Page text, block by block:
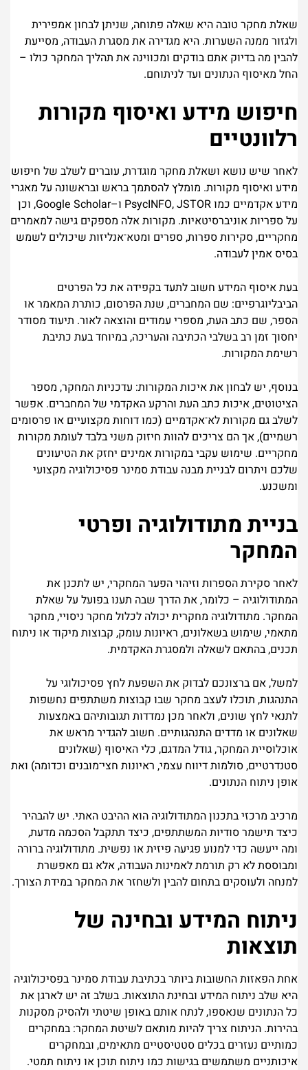
שאלת מחקר טובה היא שאלה פתוחה, שניתן לבחון אמפירית
ולגזור ממנה השערות. היא מגדירה את מסגרת העבודה, מסייעת
להבין מה בדיוק אתם בודקים ומכווינה את תהליך המחקר כולו –
החל מאיסוף הנתונים ועד לניתוחם.
חיפוש מידע ואיסוף מקורות
רלוונטיים
לאחר שיש נושא ושאלת מחקר מוגדרת, עוברים לשלב של חיפוש
מידע ואיסוף מקורות. מומלץ להסתמך בראש ובראשונה על מאגרי
מידע אקדמיים כמו PsycINFO, JSTOR ו–Google Scholar, וכן
על ספריות אוניברסיטאיות. מקורות אלה מספקים גישה למאמרים
מחקריים, סקירות ספרות, ספרים ומטא־אנליזות שיכולים לשמש
בסיס אמין לעבודה.
בעת איסוף המידע חשוב לתעד בקפידה את כל הפרטים
הביבליוגרפיים: שם המחברים, שנת הפרסום, כותרת המאמר או
הספר, שם כתב העת, מספרי עמודים והוצאה לאור. תיעוד מסודר
יחסוך זמן רב בשלבי הכתיבה והעריכה, במיוחד בעת כתיבת
רשימת המקורות.
בנוסף, יש לבחון את איכות המקורות: עדכניות המחקר, מספר
הציטוטים, איכות כתב העת והרקע האקדמי של המחברים. אפשר
לשלב גם מקורות לא־אקדמיים (כמו דוחות מקצועיים או פרסומים
רשמיים), אך הם צריכים להוות חיזוק משני בלבד לעומת מקורות
מחקריים. שימוש עקבי במקורות אמינים יחזק את הטיעונים
שלכם ויתרום לבניית מבנה עבודת סמינר פסיכולוגיה מקצועי
ומשכנע.
בניית מתודולוגיה ופרטי
המחקר
לאחר סקירת הספרות וזיהוי הפער המחקרי, יש לתכנן את
המתודולוגיה – כלומר, את הדרך שבה תענו בפועל על שאלת
המחקר. מתודולוגיה מחקרית יכולה לכלול מחקר ניסויי, מחקר
מתאמי, שימוש בשאלונים, ראיונות עומק, קבוצות מיקוד או ניתוח
תכנים, בהתאם לשאלה ולמסגרת האקדמית.
למשל, אם ברצונכם לבדוק את השפעת לחץ פסיכולוגי על
התנהגות, תוכלו לעצב מחקר שבו קבוצות משתתפים נחשפות
לתנאי לחץ שונים, ולאחר מכן נמדדות תגובותיהם באמצעות
שאלונים או מדדים התנהגותיים. חשוב להגדיר מראש את
אוכלוסיית המחקר, גודל המדגם, כלי האיסוף (שאלונים
סטנדרטיים, סולמות דיווח עצמי, ראיונות חצי־מובנים וכדומה) ואת
אופן ניתוח הנתונים.
מרכיב מרכזי בתכנון המתודולוגיה הוא ההיבט האתי. יש להבהיר
כיצד תישמר סודיות המשתתפים, כיצד תתקבל הסכמה מדעת,
ומה ייעשה כדי למנוע פגיעה פיזית או נפשית. מתודולוגיה ברורה
ומבוססת לא רק תורמת לאמינות העבודה, אלא גם מאפשרת
למנחה ולעוסקים בתחום להבין ולשחזר את המחקר במידת הצורך.
ניתוח המידע ובחינה של
תוצאות
אחת הפאזות החשובות ביותר בכתיבת עבודת סמינר בפסיכולוגיה
היא שלב ניתוח המידע ובחינת התוצאות. בשלב זה יש לארגן את
כל הנתונים שנאספו, לנתח אותם באופן שיטתי ולהסיק מסקנות
בהירות. הניתוח צריך להיות מותאם לשיטת המחקר: במחקרים
כמותיים נעזרים בכלים סטטיסטיים מתאימים, ובמחקרים
איכותניים משתמשים בגישות כמו ניתוח תוכן או ניתוח תמטי.